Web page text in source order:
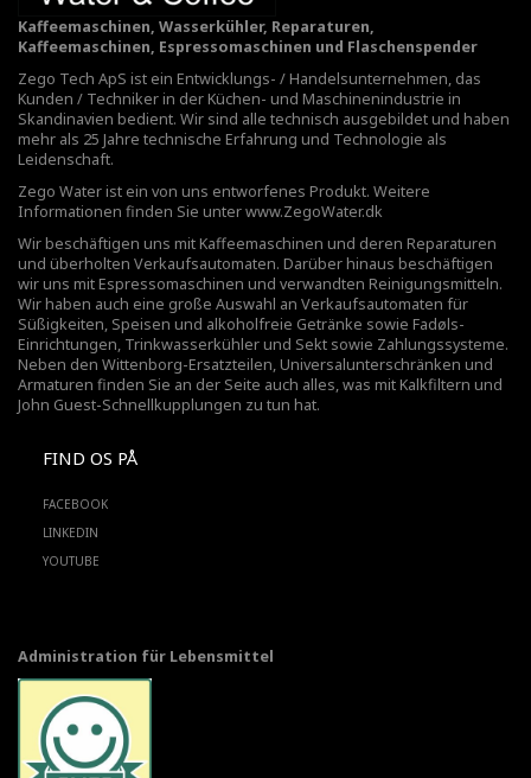
Kaffeemaschinen, Wasserkühler, Reparaturen,
Kaffeemaschinen, Espressomaschinen und Flaschenspender
Zego Tech ApS ist ein Entwicklungs- / Handelsunternehmen, das
Kunden / Techniker in der Küchen- und Maschinenindustrie in
Skandinavien bedient. Wir sind alle technisch ausgebildet und haben
mehr als 25 Jahre technische Erfahrung und Technologie als
Leidenschaft.
Zego Water ist ein von uns entworfenes Produkt. Weitere
Informationen finden Sie unterwww.ZegoWater.dk
Wir beschäftigen uns mit Kaffeemaschinen und deren Reparaturen
und überholten Verkaufsautomaten. Darüber hinaus beschäftigen
wir uns mit Espressomaschinen und verwandten Reinigungsmitteln.
Wir haben auch eine große Auswahl an Verkaufsautomaten für
Süßigkeiten, Speisen und alkoholfreie Getränke sowie Fadøls-
Einrichtungen, Trinkwasserkühler und Sekt sowie Zahlungssysteme.
Neben den Wittenborg-Ersatzteilen, Universalunterschränken und
Armaturen finden Sie an der Seite auch alles, was mit Kalkfiltern und
John Guest-Schnellkupplungen zu tun hat.
FIND OS PÅ
FACEBOOK
LINKEDIN
YOUTUBE
Administration für Lebensmittel